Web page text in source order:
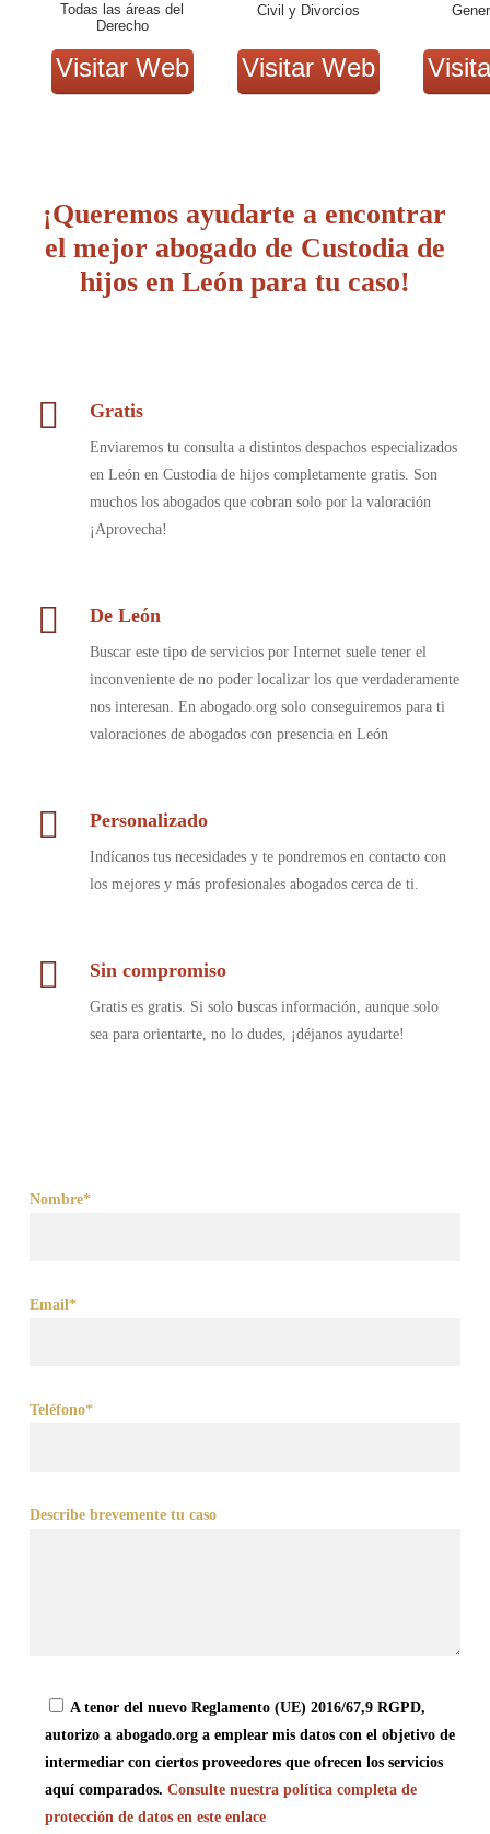
Todas las áreas del
Derecho
Visitar Web
Civil y Divorcios
Visitar Web
¡Queremos ayudarte a encontrar
el mejor abogado de Custodia de
hijos en León para tu caso!
Gratis
Enviaremos tu consulta a distintos despachos especializados
en León en Custodia de hijos completamente gratis. Son
muchos los abogados que cobran solo por la valoración
¡Aprovecha!
De León
Buscar este tipo de servicios por Internet suele tener el
inconveniente de no poder localizar los que verdaderamente
nos interesan. En abogado.org solo conseguiremos para ti
valoraciones de abogados con presencia en León
Personalizado
Indícanos tus necesidades y te pondremos en contacto con
los mejores y más profesionales abogados cerca de ti.
Sin compromiso
Gratis es gratis. Si solo buscas información, aunque solo
sea para orientarte, no lo dudes, ¡déjanos ayudarte!
Nombre*
Email*
Teléfono*
Describe brevemente tu caso
A tenor del nuevo Reglamento (UE) 2016/67,9 RGPD,
autorizo a abogado.org a emplear mis datos con el objetivo de
intermediar con ciertos proveedores que ofrecen los servicios
aquí comparados. Consulte nuestra política completa de
protección de datos en este enlace